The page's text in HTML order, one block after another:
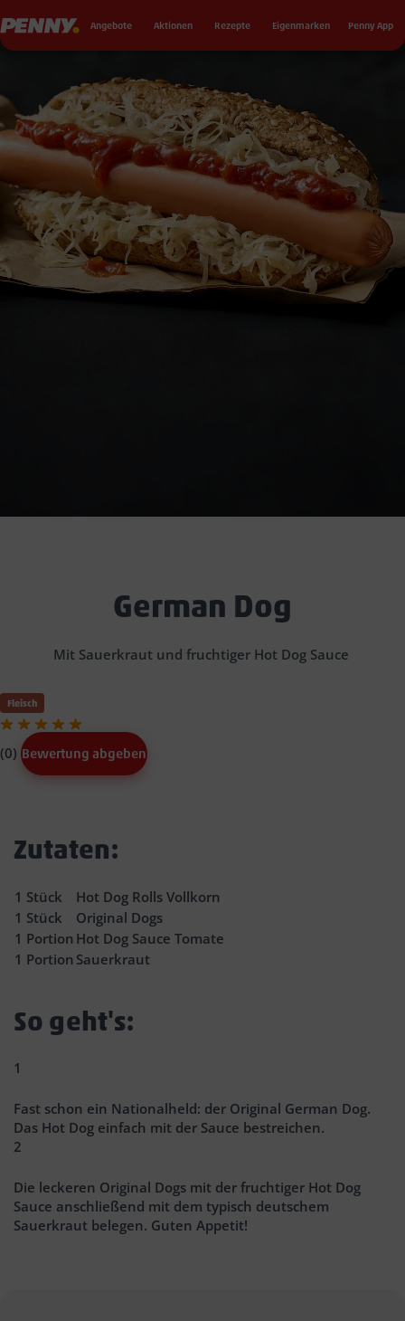
Penny Angebote Aktionen Rezepte Eigenmarken Penny App
German Dog
Mit Sauerkraut und fruchtiger Hot Dog Sauce
Fleisch
(0) Bewertung abgeben
Zutaten:
1 Stück
Hot Dog Rolls Vollkorn
1 Stück
Original Dogs
1 Portion Hot Dog Sauce Tomate
1 Portion Sauerkraut
So geht's:
1
Fast schon ein Nationalheld: der Original German Dog.
Das Hot Dog einfach mit der Sauce bestreichen.
2
Die leckeren Original Dogs mit der fruchtiger Hot Dog
Sauce anschließend mit dem typisch deutschem
Sauerkraut belegen. Guten Appetit!